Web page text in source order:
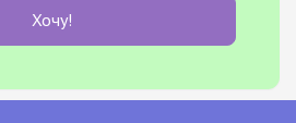
Хочу!